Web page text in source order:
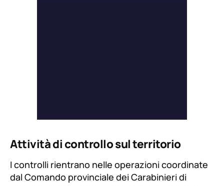
Attività di controllo sul territorio
I controlli rientrano nelle operazioni coordinate
dal Comando provinciale dei Carabinieri di